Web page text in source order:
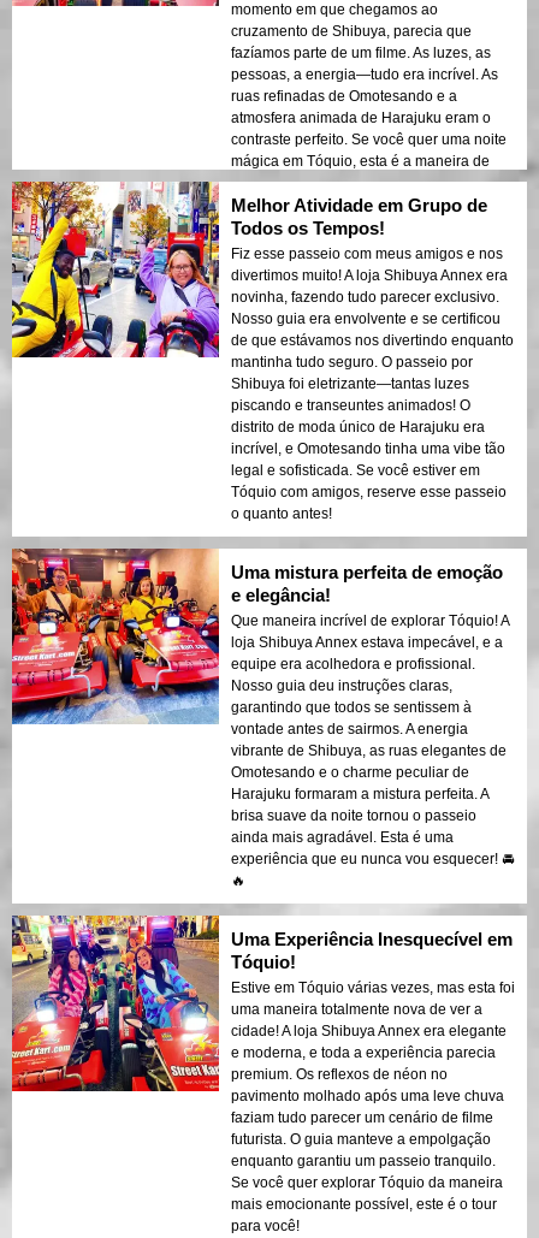
momento em que chegamos ao
cruzamento de Shibuya, parecia que
fazíamos parte de um filme. As luzes, as
pessoas, a energia—tudo era incrível. As
ruas refinadas de Omotesando e a
atmosfera animada de Harajuku eram o
contraste perfeito. Se você quer uma noite
mágica em Tóquio, esta é a maneira de
fazer isso! 💫
Melhor Atividade em Grupo de
Todos os Tempos!
Fiz esse passeio com meus amigos e nos
divertimos muito! A loja Shibuya Annex era
novinha, fazendo tudo parecer exclusivo.
Nosso guia era envolvente e se certificou
de que estávamos nos divertindo enquanto
mantinha tudo seguro. O passeio por
Shibuya foi eletrizante—tantas luzes
piscando e transeuntes animados! O
distrito de moda único de Harajuku era
incrível, e Omotesando tinha uma vibe tão
legal e sofisticada. Se você estiver em
Tóquio com amigos, reserve esse passeio
o quanto antes!
Uma mistura perfeita de emoção
e elegância!
Que maneira incrível de explorar Tóquio! A
loja Shibuya Annex estava impecável, e a
equipe era acolhedora e profissional.
Nosso guia deu instruções claras,
garantindo que todos se sentissem à
vontade antes de sairmos. A energia
vibrante de Shibuya, as ruas elegantes de
Omotesando e o charme peculiar de
Harajuku formaram a mistura perfeita. A
brisa suave da noite tornou o passeio
ainda mais agradável. Esta é uma
experiência que eu nunca vou esquecer! 🚘
🔥
Uma Experiência Inesquecível em
Tóquio!
Estive em Tóquio várias vezes, mas esta foi
uma maneira totalmente nova de ver a
cidade! A loja Shibuya Annex era elegante
e moderna, e toda a experiência parecia
premium. Os reflexos de néon no
pavimento molhado após uma leve chuva
faziam tudo parecer um cenário de filme
futurista. O guia manteve a empolgação
enquanto garantiu um passeio tranquilo.
Se você quer explorar Tóquio da maneira
mais emocionante possível, este é o tour
para você!